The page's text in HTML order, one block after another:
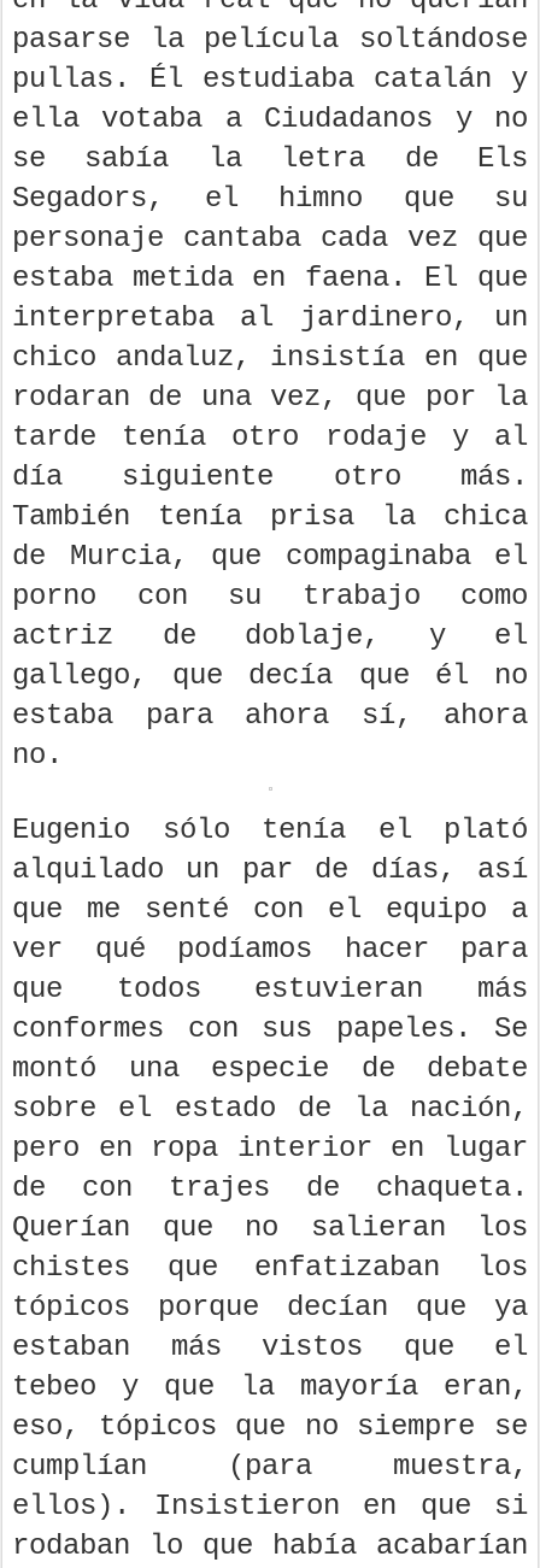
pasarse la película soltándose
pullas. Él estudiaba catalán y
ella votaba a Ciudadanos y no
se sabía la letra de Els
Segadors, el himno que su
personaje cantaba cada vez que
estaba metida en faena. El que
interpretaba al jardinero, un
chico andaluz, insistía en que
rodaran de una vez, que por la
tarde tenía otro rodaje y al
día siguiente otro más.
También tenía prisa la chica
de Murcia, que compaginaba el
porno con su trabajo como
actriz de doblaje, y el
gallego, que decía que él no
estaba para ahora sí, ahora
no.
Eugenio sólo tenía el plató
alquilado un par de días, así
que me senté con el equipo a
ver qué podíamos hacer para
que todos estuvieran más
conformes con sus papeles. Se
montó una especie de debate
sobre el estado de la nación,
pero en ropa interior en lugar
de con trajes de chaqueta.
Querían que no salieran los
chistes que enfatizaban los
tópicos porque decían que ya
estaban más vistos que el
tebeo y que la mayoría eran,
eso, tópicos que no siempre se
cumplían (para muestra,
ellos). Insistieron en que si
rodaban lo que había acabarían